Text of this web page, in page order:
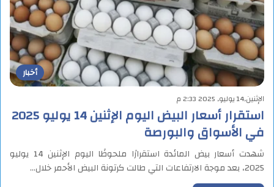
أخبار
الإثنين,14 يوليو, 2025 2:33 م
استقرار أسعار البيض اليوم الإثنين 14 يوليو 2025
في الأسواق والبورصة
شهدت أسعار بيض المائدة استقرارًا ملحوظًا اليوم الإثنين 14 يوليو
2025، بعد موجة الارتفاعات التي طالت كرتونة البيض الأحمر خلال…